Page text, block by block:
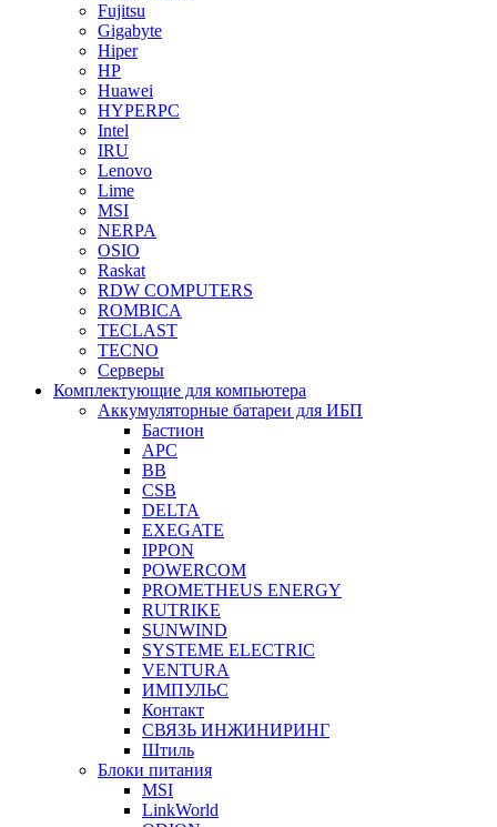
Fujitsu
Gigabyte
Hiper
HP
Huawei
HYPERPC
Intel
IRU
Lenovo
Lime
MSI
NERPA
OSIO
Raskat
RDW COMPUTERS
ROMBICA
TECLAST
TECNO
Серверы
Комплектующие для компьютера
Аккумуляторные батареи для ИБП
Бастион
APC
BB
CSB
DELTA
EXEGATE
IPPON
POWERCOM
PROMETHEUS ENERGY
RUTRIKE
SUNWIND
SYSTEME ELECTRIC
VENTURA
ИМПУЛЬС
Контакт
СВЯЗЬ ИНЖИНИРИНГ
Штиль
Блоки питания
MSI
LinkWorld